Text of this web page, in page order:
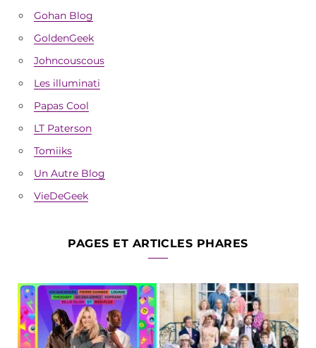
Gohan Blog
GoldenGeek
Johncouscous
Les illuminati
Papas Cool
LT Paterson
Tomiiks
Un Autre Blog
VieDeGeek
PAGES ET ARTICLES PHARES